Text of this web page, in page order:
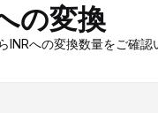
の変換
への変換数量をご確